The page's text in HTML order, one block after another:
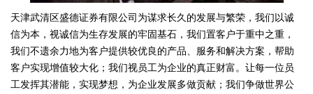
天津武清区盛德证券有限公司为谋求长久的发展与繁荣，我们以诚
信为本，视诚信为生存发展的牢固基石，我们置客户于重中之重，
我们不遗余力地为客户提供较优良的产品、服务和解决方案，帮助
客户实现增值较大化；我们视员工为企业的真正财富。让每一位员
工发挥其潜能，实现梦想，为企业发展多做贡献；我们争做世界公